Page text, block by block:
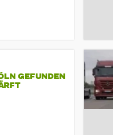
GEFUNDEN